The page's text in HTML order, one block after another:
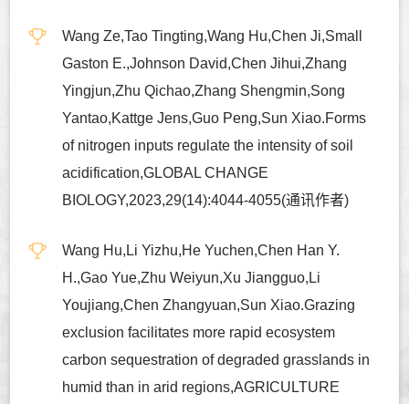
Wang Ze,Tao Tingting,Wang Hu,Chen Ji,Small
Gaston E.,Johnson David,Chen Jihui,Zhang
Yingjun,Zhu Qichao,Zhang Shengmin,Song
Yantao,Kattge Jens,Guo Peng,Sun Xiao.Forms
of nitrogen inputs regulate the intensity of soil
acidification,GLOBAL CHANGE
BIOLOGY,2023,29(14):4044-4055(通讯作者)
Wang Hu,Li Yizhu,He Yuchen,Chen Han Y.
H.,Gao Yue,Zhu Weiyun,Xu Jiangguo,Li
Youjiang,Chen Zhangyuan,Sun Xiao.Grazing
exclusion facilitates more rapid ecosystem
carbon sequestration of degraded grasslands in
humid than in arid regions,AGRICULTURE